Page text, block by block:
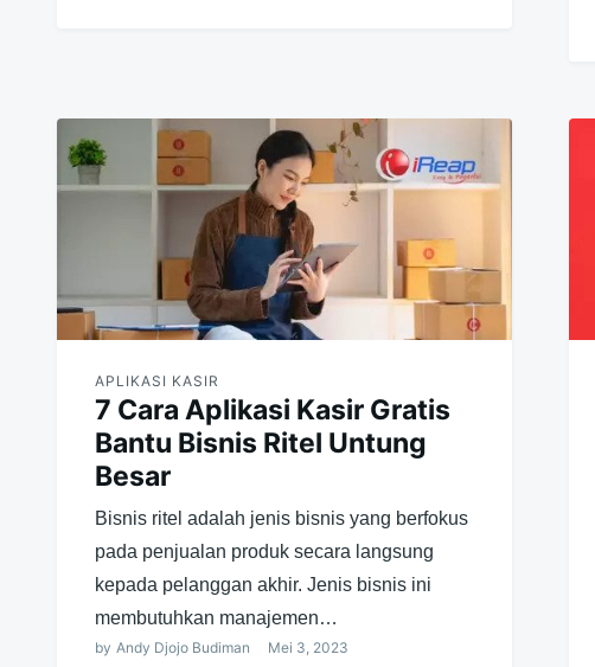
APLIKASI KASIR
7 Cara Aplikasi Kasir Gratis
Bantu Bisnis Ritel Untung
Besar
Bisnis ritel adalah jenis bisnis yang berfokus
pada penjualan produk secara langsung
kepada pelanggan akhir. Jenis bisnis ini
membutuhkan manajemen…
by Andy Djojo Budiman Mei 3, 2023